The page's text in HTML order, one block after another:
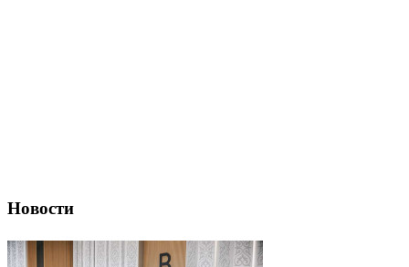
Новости